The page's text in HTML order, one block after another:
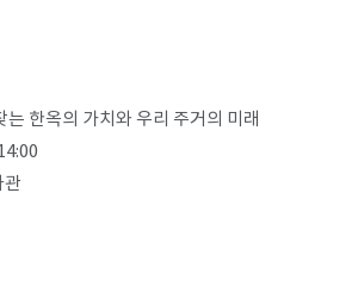
는 한옥의 가치와 우리 주거의 미래
관